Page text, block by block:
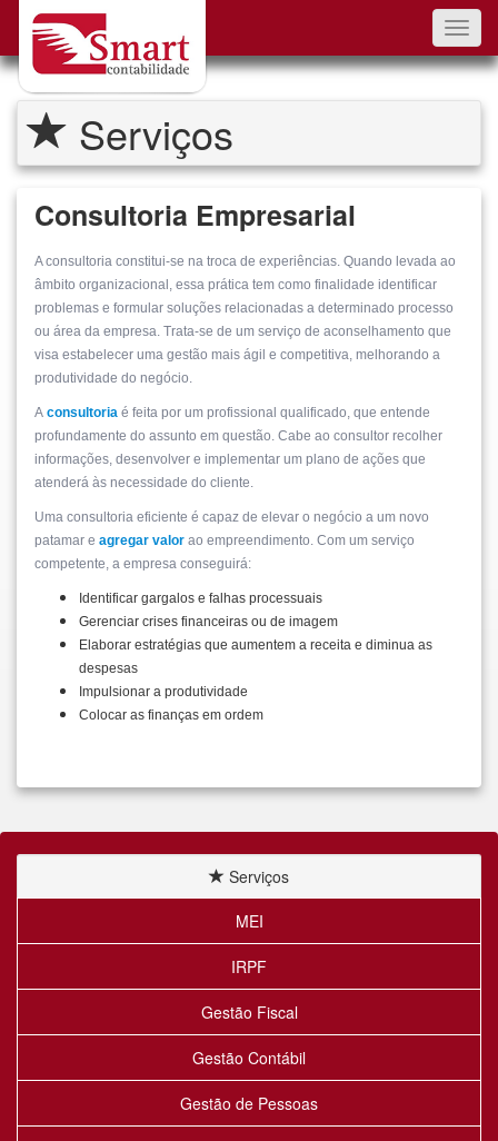
Serviços
Consultoria Empresarial
A consultoria constitui-se na troca de experiências. Quando levada ao
âmbito organizacional, essa prática tem como finalidade identificar
problemas e formular soluções relacionadas a determinado processo
ou área da empresa. Trata-se de um serviço de aconselhamento que
visa estabelecer uma gestão mais ágil e competitiva, melhorando a
produtividade do negócio.
A consultoria é feita por um profissional qualificado, que entende
profundamente do assunto em questão. Cabe ao consultor recolher
informações, desenvolver e implementar um plano de ações que
atenderá às necessidade do cliente.
Uma consultoria eficiente é capaz de elevar o negócio a um novo
patamar e agregar valor ao empreendimento. Com um serviço
competente, a empresa conseguirá:
Identificar gargalos e falhas processuais
Gerenciar crises financeiras ou de imagem
Elaborar estratégias que aumentem a receita e diminua as
despesas
Impulsionar a produtividade
Colocar as finanças em ordem
Serviços
MEI
IRPF
Gestão Fiscal
Gestão Contábil
Gestão de Pessoas